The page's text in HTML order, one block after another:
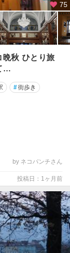
75
晩秋 ひとり旅
…
#街歩き
by ネコパンチさん
投稿日：1ヶ月前